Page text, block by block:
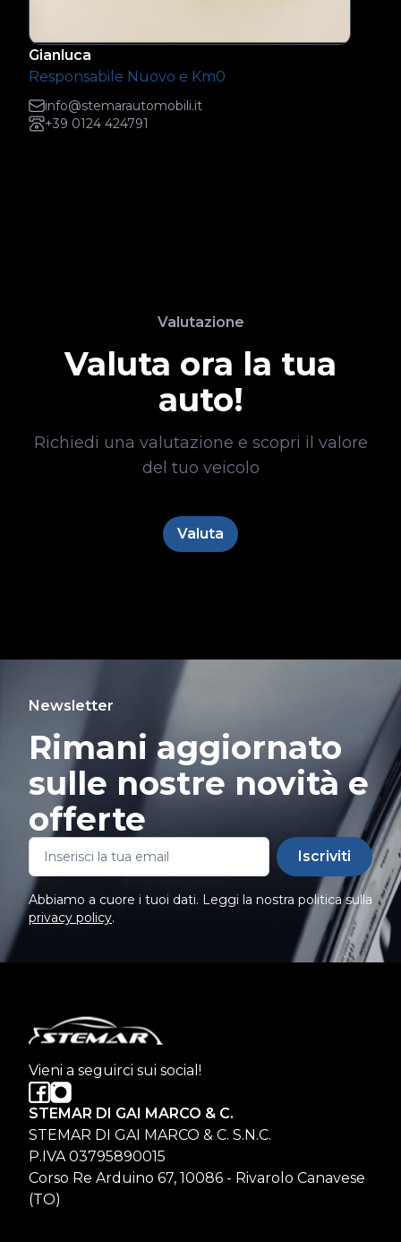
Gianluca
Responsabile Nuovo e Km0
info@stemarautomobili.it
+39 0124 424791
Valutazione
Valuta ora la tua
auto!
Richiedi una valutazione e scopri il valore
del tuo veicolo
Valuta
Newsletter
Rimani aggiornato
sulle nostre novità e
offerte
Iscriviti
Abbiamo a cuore i tuoi dati. Leggi la nostra politica sulla
privacy policy.
Vieni a seguirci sui social!
STEMAR DI GAI MARCO & C.
STEMAR DI GAI MARCO & C. S.N.C.
P.IVA 03795890015
Corso Re Arduino 67, 10086 - Rivarolo Canavese
(TO)